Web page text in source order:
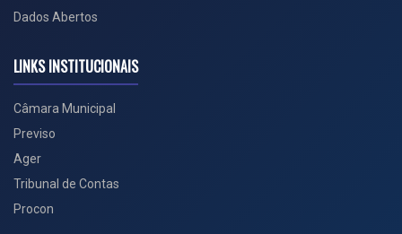
Dados Abertos
LINKS INSTITUCIONAIS
Câmara Municipal
Previso
Ager
Tribunal de Contas
Procon